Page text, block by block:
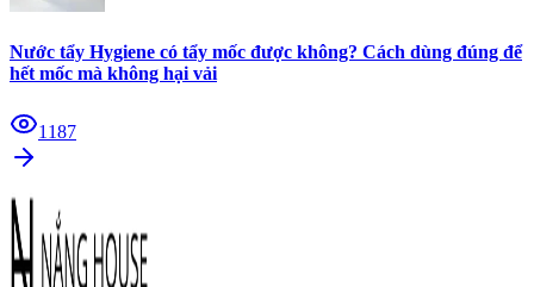
Nước tẩy Hygiene có tẩy mốc được không? Cách dùng đúng để
hết mốc mà không hại vải
1187